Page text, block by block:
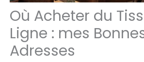
Où Acheter du
Ligne : mes
Adresses